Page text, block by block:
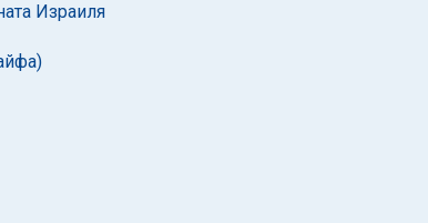
Израиля